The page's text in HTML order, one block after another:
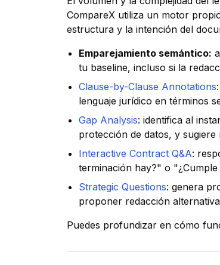
CompareX utiliza un motor
estructura y la intención del
Emparejamiento semántico:
tu baseline, incluso si la
Clause-by-Clause Annotations
lenguaje jurídico en términos
Gap Analysis: identifica al
protección de datos, y sugiere
Interactive Contract Q&A:
terminación hay?" o
Strategic Questions: genera
proponer redacción
Puedes profundizar en cómo